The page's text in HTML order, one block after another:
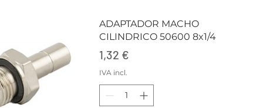
ADAPTADOR MACHO
CILINDRICO 50600 8x1/4
Preço
1,32 €
IVA incl.